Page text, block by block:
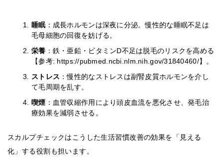
睡眠 ：成長ホルモンは深夜に分泌。慢性的な睡眠不足は
毛母細胞の回復を妨げる。
栄養 ：鉄・亜鉛・ビタミンD不足は脱毛のリスクを高める
【参考: https://pubmed.ncbi.nlm.nih.gov/31840460/】。
ストレス ：慢性的なストレスは副腎皮質ホルモンを介し
て毛周期を乱す。
喫煙 ：血管収縮作用により頭皮血流を悪化させ、発毛治
療効果を減弱させる。
スカルプチェックはこうした生活習慣改善の効果を「見える
化」する役割も担います。